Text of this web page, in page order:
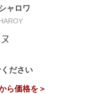
ャロワ
ださい
ら価格を＞